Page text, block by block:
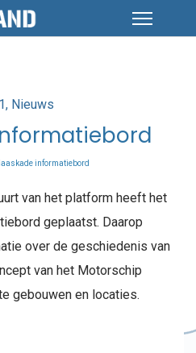
Nieuws
informatiebord
van het platform heeft het
geplaatst. Daarop
over de geschiedenis van
van het Motorschip
gebouwen en locaties.